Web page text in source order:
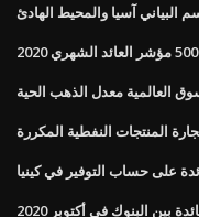
البياني آسيا والمحيط الهادئ
العالمية معدل الذهب الحية
المنتجات النفطية المكررة
على حساب التوفير في كينيا
بين البنوك في أكتوبر 2020